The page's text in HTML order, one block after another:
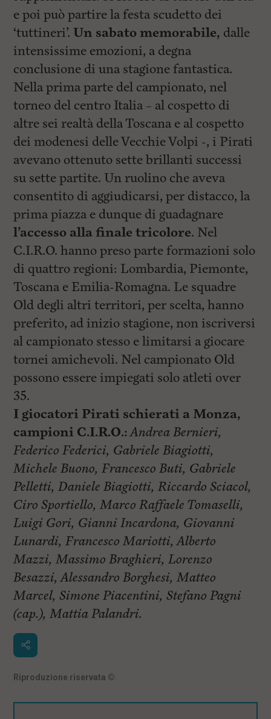
e poi può partire la festa scudetto dei
‘tuttineri’.Un sabato memorabile, dalle
intensissime emozioni, a degna
conclusione di una stagione fantastica.
Nella prima parte del campionato, nel
torneo del centro Italia – al cospetto di
altre sei realtà della Toscana e al cospetto
dei modenesi delle Vecchie Volpi -, i Pirati
avevano ottenuto sette brillanti successi
su sette partite. Un ruolino che aveva
consentito di aggiudicarsi, per distacco, la
prima piazza e dunque di guadagnare
l’accesso alla finale tricolore. Nel
C.I.R.O. hanno preso parte formazioni solo
di quattro regioni: Lombardia, Piemonte,
Toscana e Emilia-Romagna. Le squadre
Old degli altri territori, per scelta, hanno
preferito, ad inizio stagione, non iscriversi
al campionato stesso e limitarsi a giocare
tornei amichevoli. Nel campionato Old
possono essere impiegati solo atleti over
35.
I giocatori Pirati schierati a Monza,
campioni C.I.R.O.:Andrea Bernieri,
Federico Federici, Gabriele Biagiotti,
Michele Buono, Francesco Buti, Gabriele
Pelletti, Daniele Biagiotti, Riccardo Sciacol,
Ciro Sportiello, Marco Raffaele Tomaselli,
Luigi Gori, Gianni Incardona, Giovanni
Lunardi, Francesco Mariotti, Alberto
Mazzi, Massimo Braghieri, Lorenzo
Besazzi, Alessandro Borghesi, Matteo
Marcel, Simone Piacentini, Stefano Pagni
(cap.), Mattia Palandri.
Riproduzione riservata ©